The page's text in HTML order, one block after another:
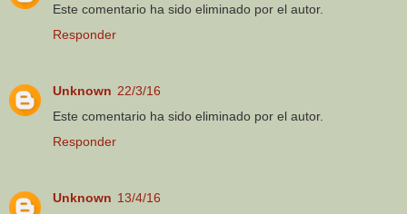
Este comentario ha sido eliminado por el autor.
Responder
Unknown 22/3/16
Este comentario ha sido eliminado por el autor.
Responder
Unknown 13/4/16